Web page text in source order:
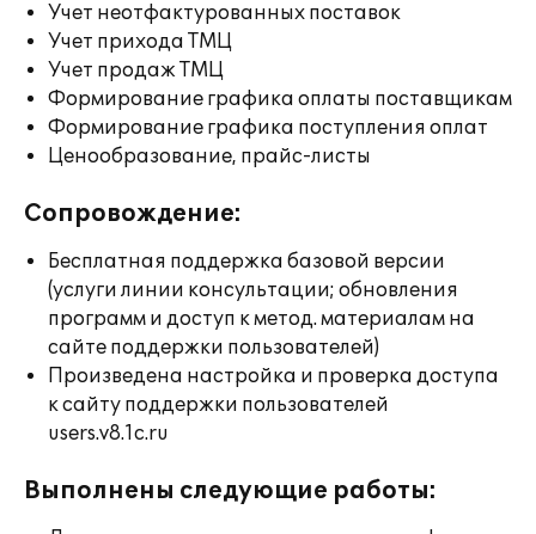
Учет неотфактурованных поставок
Учет прихода ТМЦ
Учет продаж ТМЦ
Формирование графика оплаты поставщикам
Формирование графика поступления оплат
Ценообразование, прайс-листы
Сопровождение:
Бесплатная поддержка базовой версии
(услуги линии консультации; обновления
программ и доступ к метод. материалам на
сайте поддержки пользователей)
Произведена настройка и проверка доступа
к сайту поддержки пользователей
users.v8.1c.ru
Выполнены следующие работы: